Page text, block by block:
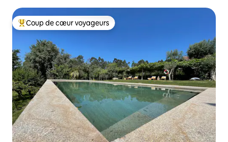
Coups de cœur voyageurs les plus appréciés
Coup de cœur voyageurs